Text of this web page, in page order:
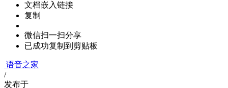
文档嵌入链接
复制
微信扫一扫分享
已成功复制到剪贴板
语音之家
/
发布于